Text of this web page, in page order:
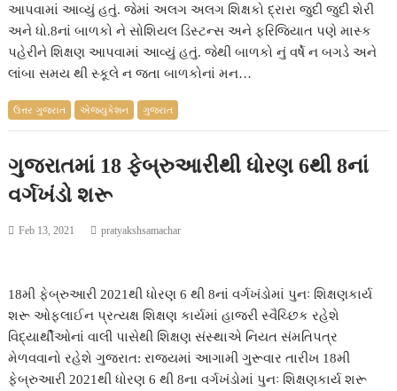
આપવામાં આવ્યું હતું. જેમાં અલગ અલગ શિક્ષકો દ્રારા જુદી જુદી શેરી
અને ધો.8નાં બાળકો ને સોશિયલ ડિસ્ટન્સ અને ફરિજિયાત પણે માસ્ક
પહેરીને શિક્ષણ આપવામાં આવ્યું હતું. જેથી બાળકો નું વર્ષે ન બગડે અને
લાંબા સમય થી સ્કૂલે ન જતા બાળકોનાં મન…
ઉત્તર ગુજરાત એજ્યુકેશન ગુજરાત
ગુજરાતમાં 18 ફેબ્રુઆરીથી ધોરણ 6થી 8નાં
વર્ગખંડો શરૂ
Feb 13, 2021 pratyakshsamachar
18મી ફેબ્રુઆરી 2021થી ધોરણ 6 થી 8નાં વર્ગખંડોમાં પુનઃ શિક્ષણકાર્ય
શરૂ ઓફલાઈન પ્રત્યક્ષ શિક્ષણ કાર્યમાં હાજરી સ્વૈચ્છિક રહેશે
વિદ્યાર્થીઓનાં વાલી પાસેથી શિક્ષણ સંસ્થાએ નિયત સંમતિપત્ર
મેળવવાનો રહેશે ગુજરાત: રાજ્યમાં આગામી ગુરૂવાર તારીખ 18મી
ફેબ્રુઆરી 2021થી ધોરણ 6 થી 8ના વર્ગખંડોમાં પુનઃ શિક્ષણકાર્ય શરૂ